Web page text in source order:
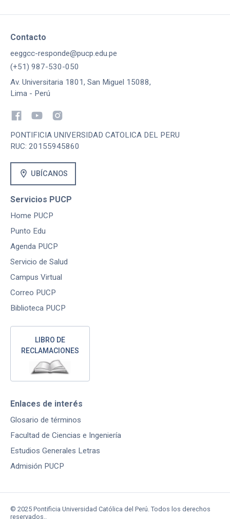
Contacto
eeggcc-responde@pucp.edu.pe
(+51) 987-530-050
Av. Universitaria 1801, San Miguel 15088,
Lima - Perú
PONTIFICIA UNIVERSIDAD CATOLICA DEL PERU
RUC: 20155945860
location_on UBÍCANOS
Servicios PUCP
Home PUCP
Punto Edu
Agenda PUCP
Servicio de Salud
Campus Virtual
Correo PUCP
Biblioteca PUCP
LIBRO DE
RECLAMACIONES
Enlaces de interés
Glosario de términos
Facultad de Ciencias e Ingeniería
Estudios Generales Letras
Admisión PUCP
© 2025 Pontificia Universidad Católica del Perú. Todos los derechos
reservados..